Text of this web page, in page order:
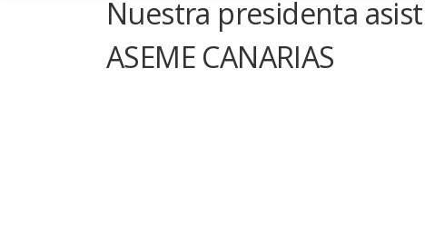
Nuestra presidenta
ASEME CANARIAS